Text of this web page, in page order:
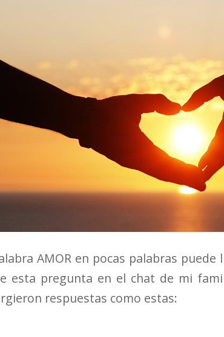
AMOR en pocas palabras
esta pregunta en el chat de mi
respuestas como estas: